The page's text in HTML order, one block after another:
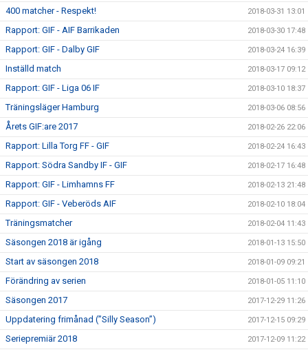
400 matcher - Respekt! 2018-03-31 13:01
Rapport: GIF - AIF Barrikaden 2018-03-30 17:48
Rapport: GIF - Dalby GIF 2018-03-24 16:39
Inställd match 2018-03-17 09:12
Rapport: GIF - Liga 06 IF 2018-03-10 18:37
Träningsläger Hamburg 2018-03-06 08:56
Årets GIF:are 2017 2018-02-26 22:06
Rapport: Lilla Torg FF - GIF 2018-02-24 16:43
Rapport: Södra Sandby IF - GIF 2018-02-17 16:48
Rapport: GIF - Limhamns FF 2018-02-13 21:48
Rapport: GIF - Veberöds AIF 2018-02-10 18:04
Träningsmatcher 2018-02-04 11:43
Säsongen 2018 är igång 2018-01-13 15:50
Start av säsongen 2018 2018-01-09 09:21
Förändring av serien 2018-01-05 11:10
Säsongen 2017 2017-12-29 11:26
Uppdatering frimånad (”Silly Season”) 2017-12-15 09:29
Seriepremiär 2018 2017-12-09 11:22